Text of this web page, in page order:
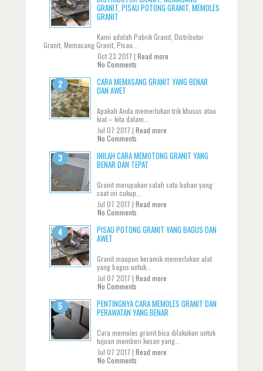
GRANIT, PISAU POTONG GRANIT, MEMOLES
GRANIT
Kami adalah Pabrik Granit, Distributor
Granit, Memasang Granit, Pisau...
Oct 23 2017 | Read more
No Comments
CARA MEMASANG GRANIT YANG BENAR
DAN AWET
Apakah Anda memerlukan trik khusus atau
kiat – kita dalam...
Jul 07 2017 | Read more
No Comments
INILAH CARA MEMOTONG GRANIT YANG
BENAR DAN TEPAT
Granit merupakan salah satu bahan yang
saat ini cukup...
Jul 07 2017 | Read more
No Comments
PISAU POTONG GRANIT YANG BAGUS DAN
AWET
Granit maupun keramik memerlukan alat
yang bagus untuk...
Jul 07 2017 | Read more
No Comments
PENTINGNYA CARA MEMOLES GRANIT DAN
PERAWATAN YANG BENAR
Cara memoles granit bisa dilakukan untuk
tujuan memberi kesan yang...
Jul 07 2017 | Read more
No Comments